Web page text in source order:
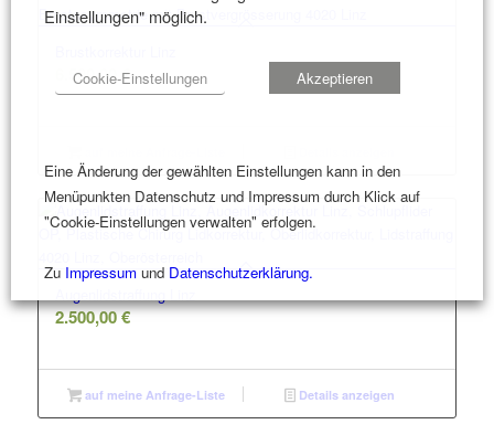
6.500,00€
2.500,00€
auf meine Anfrage-Liste Details anzeigen
Einstellungen" möglich.
Cookie-Einstellungen Akzeptieren
Eine Änderung der gewählten Einstellungen kann in den
Menüpunkten Datenschutz und Impressum durch Klick auf
"Cookie-Einstellungen verwalten" erfolgen.
Zu Impressum und Datenschutzerklärung.